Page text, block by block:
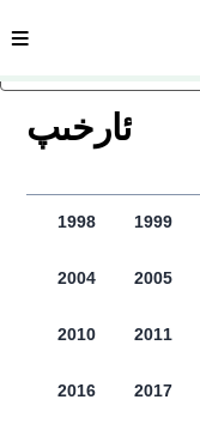
asasliq mezmungha
sehipe
ﺋﺎﺭﺧﯩﭗ
1998 1999
2004 2005
2010 2011
2016 2017